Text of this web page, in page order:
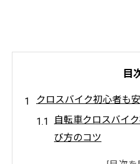
目
クロスバイク初心者も
自転車クロスバイ
び方のコツ
自転車クロスバイ